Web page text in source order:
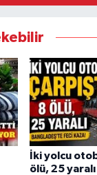
İki yolcu
ölü, 25 yaralı